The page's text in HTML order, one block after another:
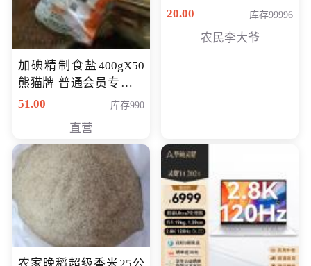
加碘精制食盐400gX50
熊猫牌 普通会员专享价
格50元
51.00 库存990
直营
20.00
库存99996
农民李大爷